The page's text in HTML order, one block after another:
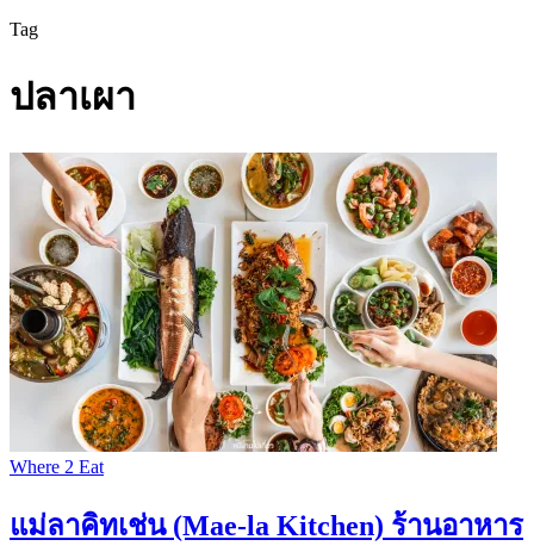
Tag
ปลาเผา
Where 2 Eat
แม่ลาคิทเช่น (Mae-la Kitchen) ร้านอาหาร